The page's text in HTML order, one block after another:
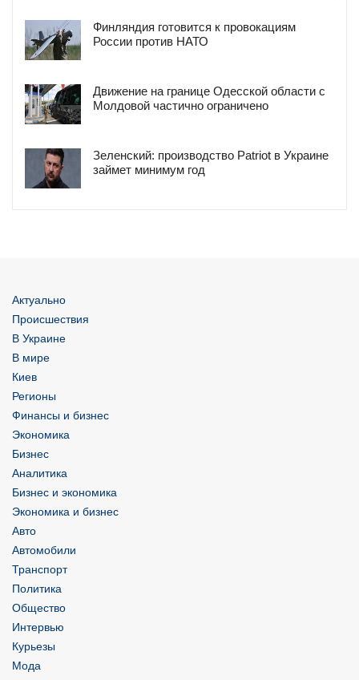
Финляндия готовится к провокациям
России против НАТО
Движение на границе Одесской области с
Молдовой частично ограничено
Зеленский: производство Patriot в Украине
займет минимум год
Актуально
Происшествия
В Украине
В мире
Киев
Регионы
Финансы и бизнес
Экономика
Бизнес
Аналитика
Бизнес и экономика
Экономика и бизнес
Авто
Автомобили
Транспорт
Политика
Общество
Интервью
Курьезы
Мода